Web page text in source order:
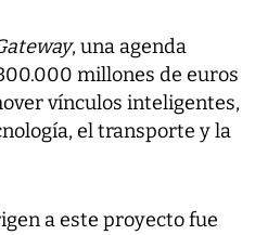
, una agenda
millones de euros
vínculos inteligentes,
el transporte y la
a este proyecto fue